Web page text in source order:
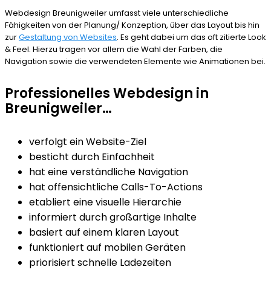
Webdesign Breunigweiler umfasst viele unterschiedliche
Fähigkeiten von der Planung/ Konzeption, über das Layout bis hin
zurGestaltung von Websites. Es geht dabei um das oft zitierte Look
& Feel. Hierzu tragen vor allem die Wahl der Farben, die
Navigation sowie die verwendeten Elemente wie Animationen bei.
Professionelles Webdesign in
Breunigweiler…
verfolgt ein Website-Ziel
besticht durch Einfachheit
hat eine verständliche Navigation
hat offensichtliche Calls-To-Actions
etabliert eine visuelle Hierarchie
informiert durch großartige Inhalte
basiert auf einem klaren Layout
funktioniert auf mobilen Geräten
priorisiert schnelle Ladezeiten